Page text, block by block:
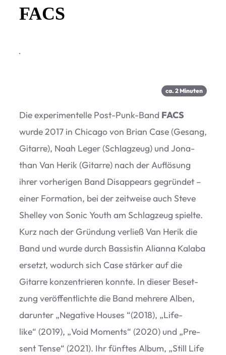
FACS
·
ca. 2Minu­ten
Die expe­ri­men­telle Post-Punk-Band FACS
wurde 2017 in Chi­cago von Brian Case (Gesang,
Gitarre), Noah Leger (Schlag­zeug) und Jona­
than Van Herik (Gitarre) nach der Auf­lö­sung
ihrer vor­he­ri­gen Band Dis­ap­pears gegrün­det –
einer For­ma­tion, bei der zeit­weise auch Steve
Shel­ley von Sonic Youth am Schlag­zeug spielte.
Kurz nach der Grün­dung ver­ließ Van Herik die
Band und wurde durch Bas­sis­tin Ali­anna Kalaba
ersetzt, wodurch sich Case stär­ker auf die
Gitarre kon­zen­trie­ren konnte. In die­ser Beset­
zung ver­öf­fent­lichte die Band meh­rere Alben,
dar­un­ter „Nega­tive Hou­ses “(2018), „Life­
like“ (2019), „Void Moments“ (2020) und „Pre­
sent Tense“ (2021). Ihr fünf­tes Album, „Still Life